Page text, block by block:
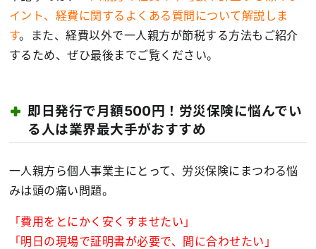
イント、経費に関するよくある質問について解説しま
す。また、経費以外で一人親方が節税する方法もご紹介
するため、ぜひ最後までご覧ください。
即日発行で月額500円！労災保険に悩んでい
る人は業界最大手がおすすめ
一人親方ら個人事業主にとって、労災保険にまつわる悩
みは頭の痛い問題。
「費用をとにかく安くすませたい」
「明日の現場で証明書が必要で、間に合わせたい」